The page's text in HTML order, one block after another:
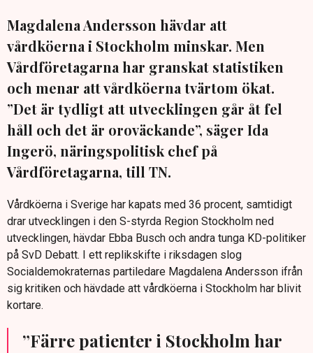
Magdalena Andersson hävdar att
vårdköerna i Stockholm minskar. Men
Vårdföretagarna har granskat statistiken
och menar att vårdköerna tvärtom ökat.
”Det är tydligt att utvecklingen går åt fel
håll och det är oroväckande”, säger Ida
Ingerö, näringspolitisk chef på
Vårdföretagarna, till TN.
Vårdköerna i Sverige har kapats med 36 procent, samtidigt
drar utvecklingen i den S-styrda Region Stockholm ned
utvecklingen, hävdar Ebba Busch och andra tunga KD-politiker
på SvD Debatt. I ett replikskifte i riksdagen slog
Socialdemokraternas partiledare Magdalena Andersson ifrån
sig kritiken och hävdade att vårdköerna i Stockholm har blivit
kortare.
”Färre patienter i Stockholm har